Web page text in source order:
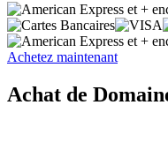
et +
et +
Achetez maintenant
Achat de